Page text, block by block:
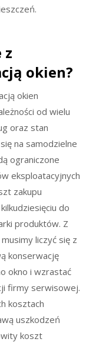
z
okien?
okien
od wielu
oraz stan
na samodzielne
ograniczone
eksploatacyjnych
zakupu
do
produktów. Z
liczyć się z
konserwację
okno i wzrastać
firmy serwisowej.
kosztach
uszkodzeń
koszt